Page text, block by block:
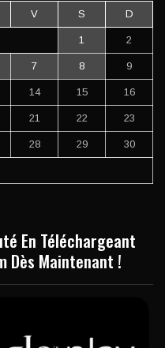
V S D
1 2
7 8 9
14 15 16
21 22 23
28 29 30
En Téléchargeant
Dès Maintenant !